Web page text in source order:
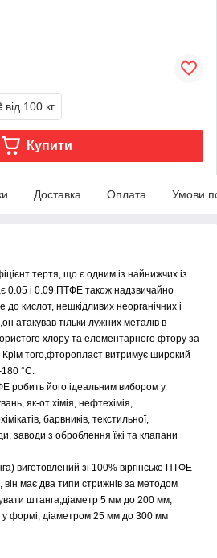
від 100 кг
Купити
Доставка Оплата Умови
тертя, що є одним із найнижчих із
0.05 і 0.09.ПТФЕ також надзвичайно
до кислот, нешкідливих неорганічних і
атакував тільки лужних металів в
хлору та елементарного фтору за
Крім того,фторопласт витримує широкий
°C.
робить його ідеальним вибором у
як-от хімія, нефтехімія,
барвників, текстильної,
заводи з оброблення їжі та клапани
виготовлений зі 100% віргінське ПТФЕ
має два типи стрижнів за методом
штанга,діаметр 5 мм до 200 мм,
формі, діаметром 25 мм до 300 мм